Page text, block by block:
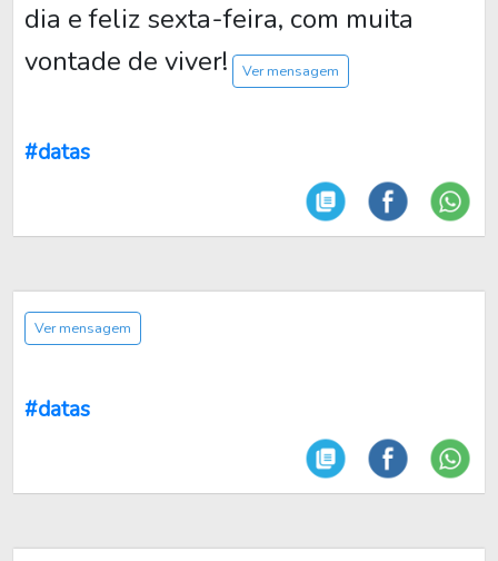
dia e feliz sexta-feira, com muita
vontade de viver!
Ver mensagem
#datas
Ver mensagem
#datas